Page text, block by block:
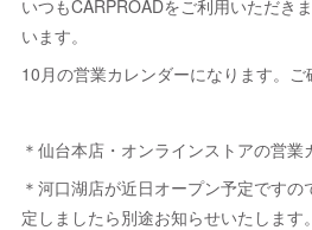
いつもCARPROADをご利用いただき
います。
10月の営業カレンダーになります。ご
＊仙台本店・オンラインストアの営業
＊河口湖店が近日オープン予定です
定しましたら別途お知らせいたします。